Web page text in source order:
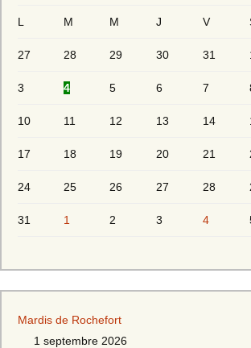
L M M J V
27 28 29 30 31
3 4 5 6 7
10 11 12 13 14
17 18 19 20 21
24 25 26 27 28
31 1 2 3 4
Mardis de Rochefort
1 septembre 2026